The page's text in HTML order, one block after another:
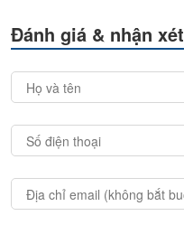
Đánh giá & nhận xét